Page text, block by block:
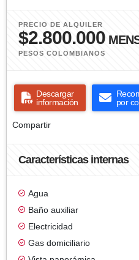
PRECIO DE ALQUILER
$2.800.000
PESOS COLOMBIANOS
Descargar
información
por
Compartir
Características internas
Agua
Baño auxiliar
Electricidad
Gas domiciliario